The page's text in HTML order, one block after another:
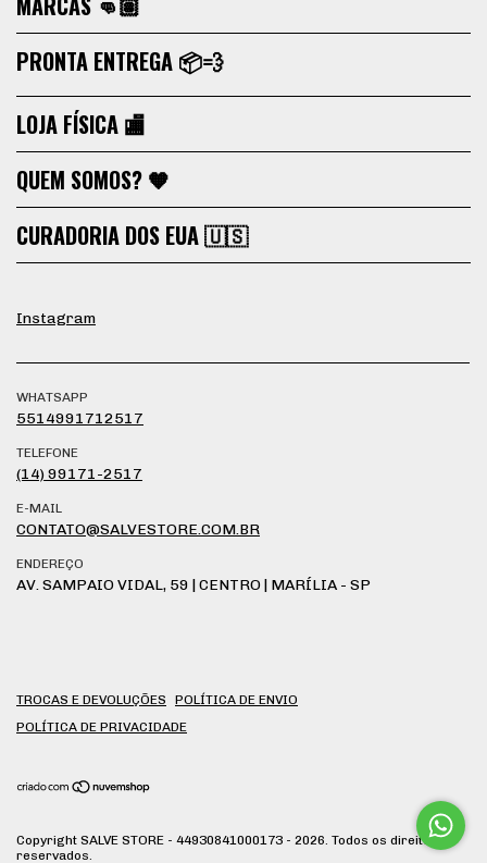
PRONTA ENTREGA 📦💨
LOJA FÍSICA 🏬
QUEM SOMOS? 🧡
CURADORIA DOS EUA 🇺🇸
Instagram
WHATSAPP
5514991712517
TELEFONE
(14) 99171-2517
E-MAIL
CONTATO@SALVESTORE.COM.BR
ENDEREÇO
AV. SAMPAIO VIDAL, 59 | CENTRO | MARÍLIA - SP
TROCAS E DEVOLUÇÕES
POLÍTICA DE ENVIO
POLÍTICA DE PRIVACIDADE
Copyright SALVE STORE - 44930841000173 - 2026. Todos os direitos
reservados.